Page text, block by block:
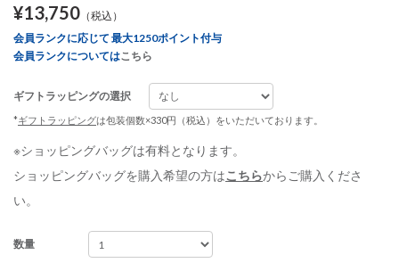
¥13,750 （税込）
会員ランクに応じて 最大1250ポイント付与
会員ランクについてはこちら
ギフトラッピングの選択
*ギフトラッピングは包装個数×330円（税込）をいただいております。
※ショッピングバッグは有料となります。
ショッピングバッグを購入希望の方はこちらからご購入くださ
い。
数量